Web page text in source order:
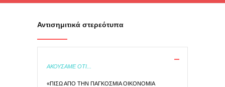
Αντισημιτικά στερεότυπα
ΑΚΟΥΣΑΜΕ ΟΤΙ...
«ΠΙΣΩ ΑΠΟ ΤΗΝ ΠΑΓΚΟΣΜΙΑ ΟΙΚΟΝΟΜΙΑ